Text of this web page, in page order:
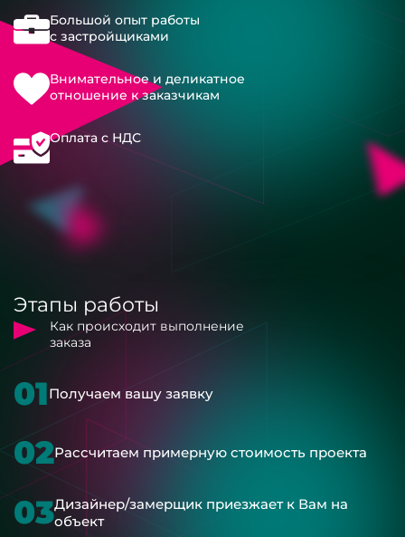
Большой опыт работы
с застройщиками
Внимательное и деликатное
отношение к заказчикам
Оплата с НДС
Этапы работы
Как происходит выполнение
заказа
01Получаем вашу заявку
02Рассчитаем примерную стоимость проекта
03Дизайнер/замерщик приезжает к Вам на
объект